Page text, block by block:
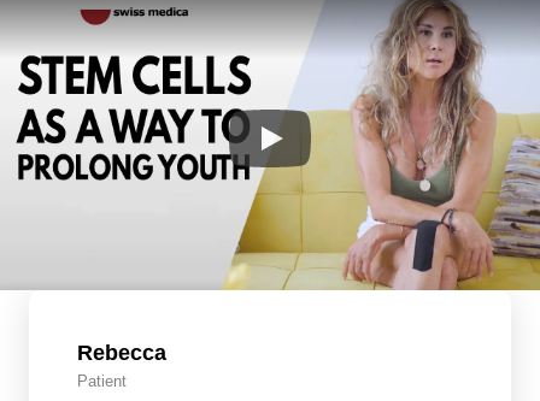
Rebecca
Patient